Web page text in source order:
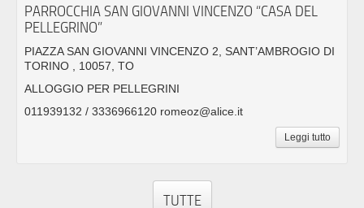
PARROCCHIA SAN GIOVANNI VINCENZO “CASA DEL
PELLEGRINO”
PIAZZA SAN GIOVANNI VINCENZO 2, SANT’AMBROGIO DI
TORINO , 10057, TO
ALLOGGIO PER PELLEGRINI
011939132 / 3336966120 romeoz@alice.it
Leggi tutto
TUTTE